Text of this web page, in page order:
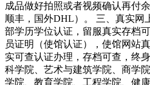
成品做好拍照或者视频确认再付
顺丰，国外DHL）。 三、真实网
部学历学位认证，留服真实存档
员证明（使馆认证），使馆网站
实可查认证办理，存档可查，终
科学院、艺术与建筑学院、商学
学院、教育学院、工程学院、健